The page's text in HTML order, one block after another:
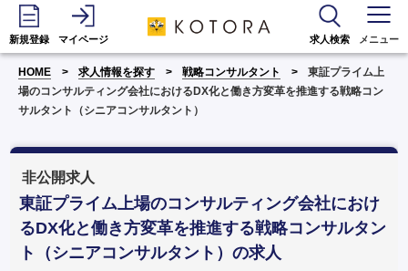
新規登録 マイページ 求人検索 メニュー
HOME 求人情報を探す 戦略コンサルタント
東証プライム上
場のコンサルティング会社におけるDX化と働き方変革を推進する戦略コン
サルタント（シニアコンサルタント）
非公開求人
東証プライム上場のコンサルティング会社におけ
るDX化と働き方変革を推進する戦略コンサルタン
ト（シニアコンサルタント）の求人